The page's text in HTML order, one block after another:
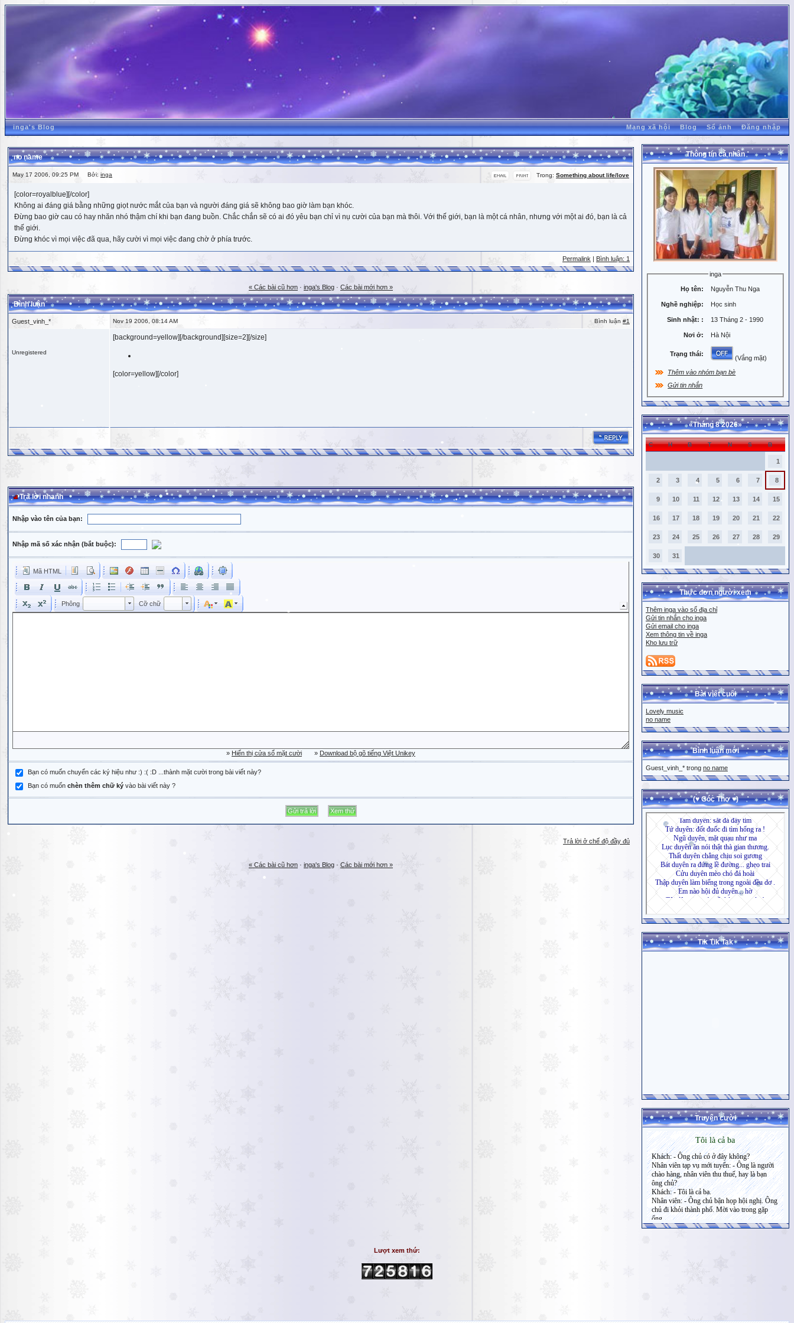
inga's Blog Mạng xã hội Blog Sổ ảnh Đăng nhập
no name
Trong: Something about life/love
May 17 2006, 09:25 PM Bởi: inga
[color=royalblue][/color]
Không ai đáng giá bằng những giọt nước mắt của bạn và người đáng giá sẽ không bao giờ làm bạn khóc.
Đừng bao giờ cau có hay nhăn nhó thậm chí khi bạn đang buồn. Chắc chắn sẽ có ai đó yêu bạn chỉ vì nụ cười của bạn mà thôi. Với thế giới, bạn là một cá nhân, nhưng với một ai đó, bạn là cả
thế giới.
Đừng khóc vì mọi việc đã qua, hãy cười vì mọi việc đang chờ ở phía trước.
Permalink Bình luận: 1
« Các bài cũ hơn · inga's Blog · Các bài mới hơn »
Bình luận
Guest_vinh_* Nov 19 2006, 08:14 AM Bình luận #1
Unregistered
[background=yellow][/background][size=2][/size]
[color=yellow][/color]
Trả lời nhanh
Nhập vào tên của bạn:
Nhập mã số xác nhận (bắt buộc):
Mã HTML
Phông Cỡ chữ Kích cỡ phông
» Hiển thị cửa sổ mặt cười » Download bộ gõ tiếng Việt Unikey
Bạn có muốn chuyển các ký hiệu như :) :( :D ...thành mặt cười trong bài viết này?
Bạn có muốn chèn thêm chữ ký vào bài viết này ?
Trả lời ở chế độ đầy đủ
« Các bài cũ hơn · inga's Blog · Các bài mới hơn »
Thông tin cá nhân
inga
Họ tên: Nguyễn Thu Nga
Nghề nghiệp: Học sinh
Sinh nhật: : 13 Tháng 2 - 1990
Nơi ở: Hà Nội
Trạng thái:
(Vắng mặt)
Thêm vào nhóm bạn bè
Gửi tin nhắn
«Tháng 8 2026»
C H B T N S B
1
2 3 4 5 6 7 8
9 10 11 12 13 14 15
16 17 18 19 20 21 22
23 24 25 26 27 28 29
30 31
Thực đơn người xem
Thêm inga vào sổ địa chỉ
Gửi tin nhắn cho inga
Gửi email cho inga
Xem thông tin về inga
Kho lưu trữ
Bài viết cuối
Lovely music
no name
Bình luận mới
Guest_vinh_* trong no name
(♥ Góc Thơ ♥)
Tik Tik Tak
Truyện cười
Lượt xem thứ: